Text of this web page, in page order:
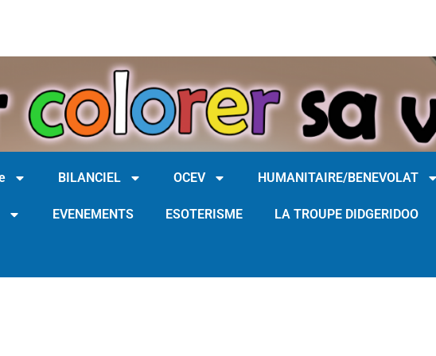
BILANCIEL OCEV HUMANITAIRE/BENEVOLAT
EVENEMENTS ESOTERISME LA TROUPE DIDGERIDOO